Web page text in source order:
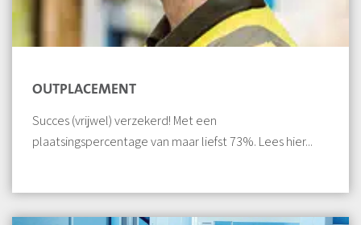
OUTPLACEMENT
Succes (vrijwel) verzekerd! Met een
plaatsingspercentage van maar liefst 73%. Lees hier...